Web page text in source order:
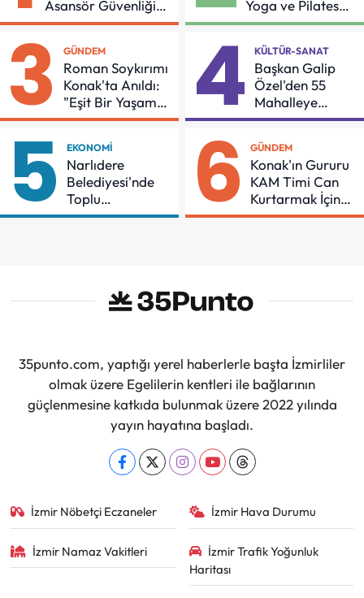
Asansör Güvenliği
İçin Önemli Protokol
Yoga ve Pilates
Buluşması
3 GÜNDEM
Roman Soykırımı
Konak'ta Anıldı:
"Eşit Bir Yaşam
İçin Mücadeleyi
4 KÜLTÜR-SANAT
Başkan Galip
Özel'den 55
Mahalleye
Çocuk Şenliği
5 EKONOMI
Narlıdere
Belediyesi'nde
Toplu
Sözleşmeye
6 GÜNDEM
Konak'ın Gururu
KAM Timi Can
Kurtarmak İçin
Demir Aldı
35punto.com, yaptığı yerel haberlerle başta İzmirliler
olmak üzere Egelilerin kentleri ile bağlarının
güçlenmesine katkıda bulunmak üzere 2022 yılında
yayın hayatına başladı.
İzmir Nöbetçi Eczaneler İzmir Hava Durumu
İzmir Namaz Vakitleri
İzmir Trafik Yoğunluk
Haritası